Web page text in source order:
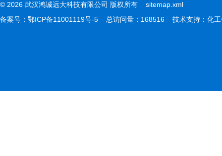
© 2026 武汉鸿诚远大科技有限公司 版权所有 sitemap.xml
备案号： 鄂ICP备11001119号-5 总访问量：168516 技术支持： 化